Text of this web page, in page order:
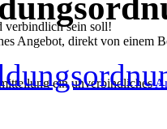
verbindlich sein soll!
Angebot, direkt von einem
ein unverbindliches